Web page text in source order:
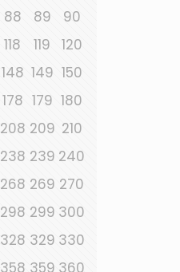
88 89
90
118 119
120
148 149 150
178 179 180
208 209 210
238 239 240
268 269 270
298 299 300
328 329 330